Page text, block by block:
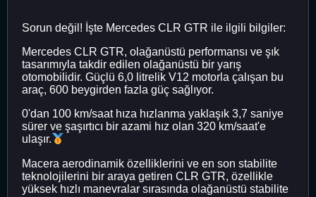
Sorun değil! İşte Mercedes CLR GTR ile ilgili bilgiler:
Mercedes CLR GTR, olağanüstü performansı ve şık
tasarımıyla takdir edilen olağanüstü bir yarış
otomobilidir. Güçlü 6,0 litrelik V12 motorla çalışan bu
araç, 600 beygirden fazla güç sağlıyor.
0'dan 100 km/saat hıza hızlanma yaklaşık 3,7 saniye
sürer ve şaşırtıcı bir azami hız olan 320 km/saat'e
ulaşır.
Macera aerodinamik özelliklerini ve en son stabilite
teknolojilerini bir araya getiren CLR GTR, özellikle
yüksek hızlı manevralar sırasında olağanüstü stabilite